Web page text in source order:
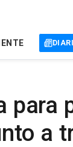
para
a